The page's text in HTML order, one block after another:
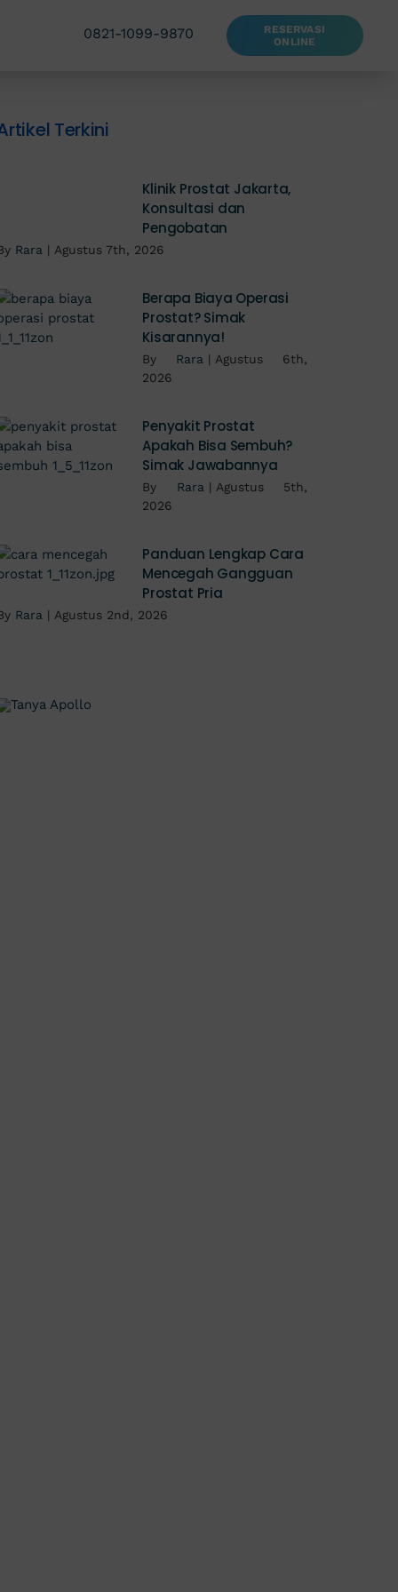
0821-1099-9870
RESERVASI
ONLINE
Terkini
Klinik Prostat Jakarta,
Konsultasi dan
Pengobatan
Rara | Agustus 7th, 2026
Berapa Biaya Operasi
Prostat? Simak
Kisarannya!
By Rara | Agustus 6th,
2026
Penyakit Prostat
Apakah Bisa Sembuh?
Simak Jawabannya
By Rara | Agustus 5th,
2026
Panduan Lengkap Cara
Mencegah Gangguan
Prostat Pria
Rara | Agustus 2nd, 2026